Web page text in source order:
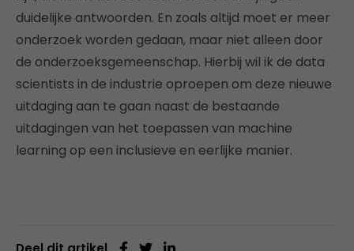
duidelijke antwoorden. En zoals altijd moet er meer
onderzoek worden gedaan, maar niet alleen door
de onderzoeksgemeenschap. Hierbij wil ik de data
scientists in de industrie oproepen om deze nieuwe
uitdaging aan te gaan naast de bestaande
uitdagingen van het toepassen van machine
learning op een inclusieve en eerlijke manier.